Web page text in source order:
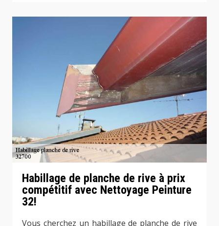
Habillage de planche de rive à prix
compétitif avec Nettoyage Peinture
32!
Vous cherchez un habillage de planche de rive